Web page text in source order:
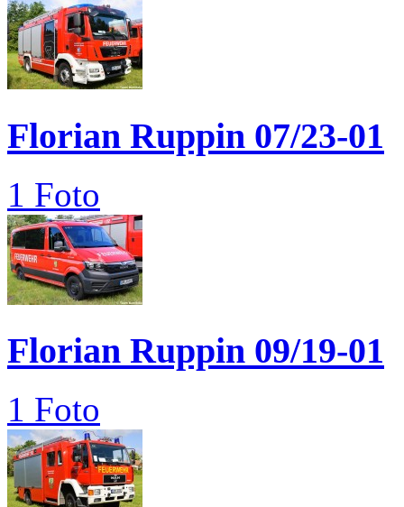
Florian Ruppin 07/23-01
1 Foto
Florian Ruppin 09/19-01
1 Foto